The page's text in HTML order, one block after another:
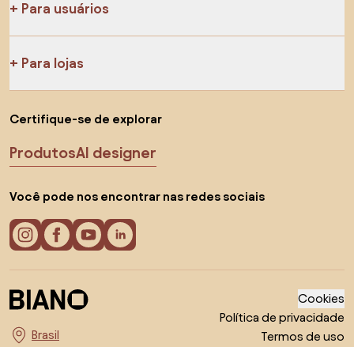
Para usuários
Para lojas
Certifique-se de explorar
ProdutosAI designer
Você pode nos encontrar nas redes sociais
Escolha o país
Cookies
Política de privacidade
Termos de uso